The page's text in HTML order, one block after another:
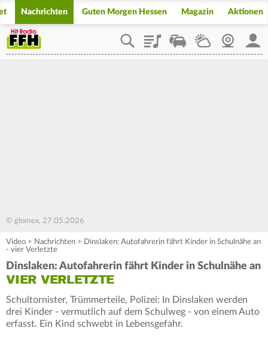
Nachrichten Guten Morgen Hessen Magazin Aktionen
PlaylistStaupilotWetterWebcam
© glomex, 27.05.2026
Video > Nachrichten > Dinslaken: Autofahrerin fährt Kinder in Schulnähe an
- vier Verletzte
Dinslaken: Autofahrerin fährt Kinder in Schulnähe an
VIER VERLETZTE
Schultornister, Trümmerteile, Polizei: In Dinslaken werden
drei Kinder - vermutlich auf dem Schulweg - von einem Auto
erfasst. Ein Kind schwebt in Lebensgefahr.